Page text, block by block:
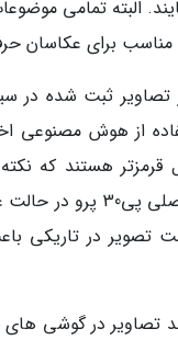
را تجربه نمایند.
برای عکاسان
از هوش
هستند که
مشاهده است. به
تصاویر در گوشی